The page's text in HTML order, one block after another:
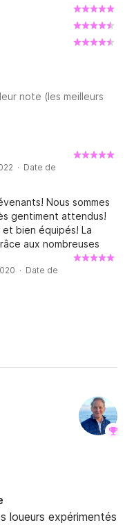
note (les meilleurs
· Date de
Nous sommes
gentiment attendus!
bien équipés! La
aux nombreuses
l’équipe!! Je
· Date de
loueurs expérimentés